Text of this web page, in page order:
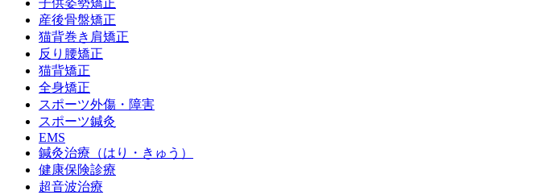
子供姿勢矯正
産後骨盤矯正
猫背巻き肩矯正
反り腰矯正
猫背矯正
全身矯正
スポーツ外傷・障害
スポーツ鍼灸
EMS
鍼灸治療（はり・きゅう）
健康保険診療
超音波治療